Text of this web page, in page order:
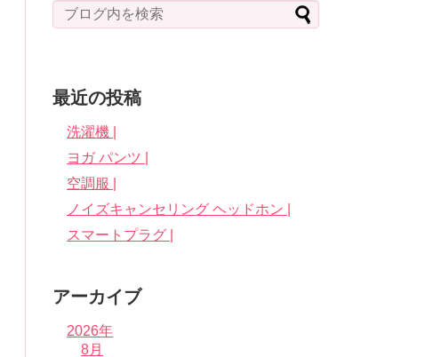
最近の投稿
洗濯機 |
ヨガ パンツ |
空調服 |
ノイズキャンセリング ヘッドホン |
スマートプラグ |
アーカイブ
2026年
8月